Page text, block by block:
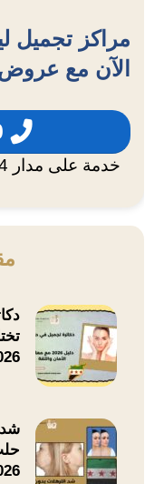
مراكز
الآن مع
خدمة على مدار 24 ساعة
2026 مع معايير
شد